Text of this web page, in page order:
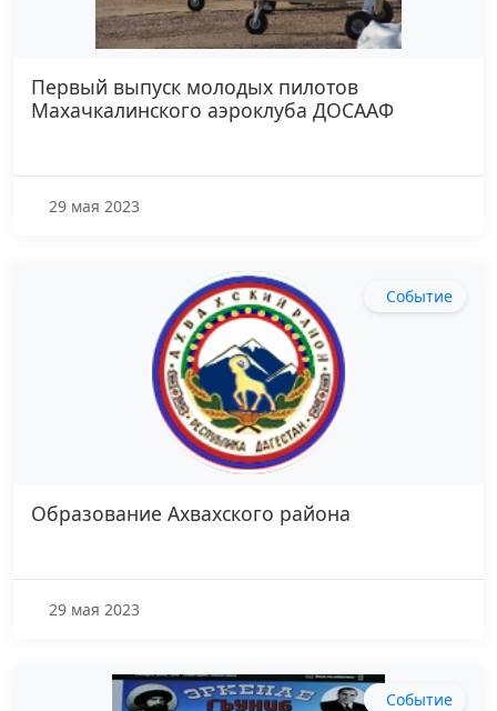
Первый выпуск молодых пилотов
Махачкалинского аэроклуба ДОСААФ
29 мая 2023
Событие
Образование Ахвахского района
29 мая 2023
Событие